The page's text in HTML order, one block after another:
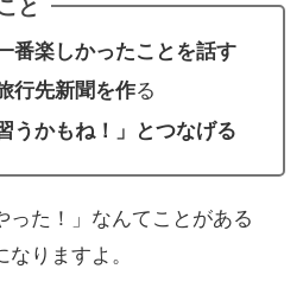
と
番楽しかったことを話す
行先新聞を作る
うかもね！」とつなげる
った！」なんてことがある
りますよ。